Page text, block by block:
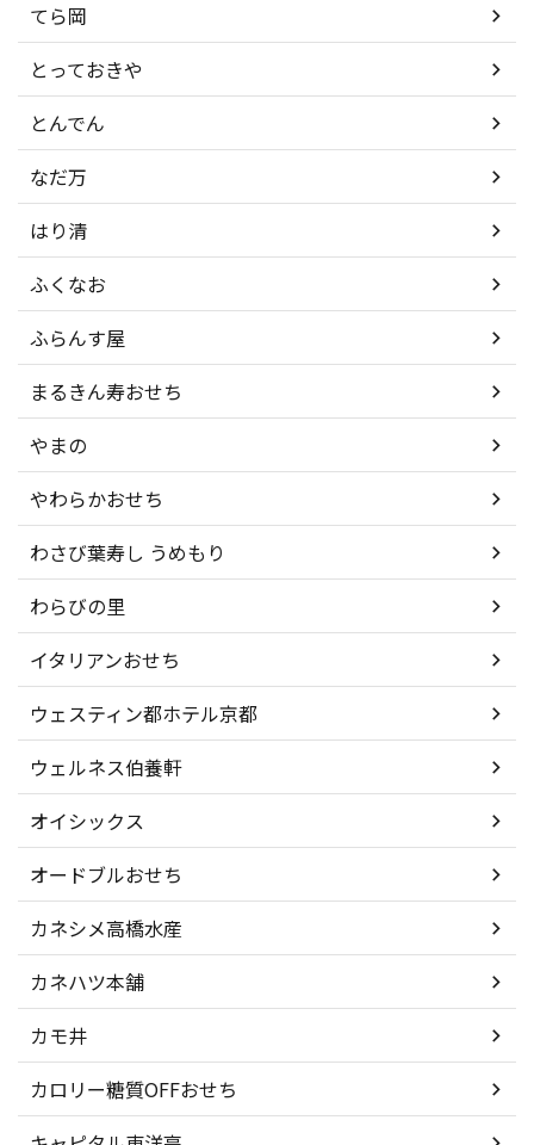
てら岡
とっておきや
とんでん
なだ万
はり清
ふくなお
ふらんす屋
まるきん寿おせち
やまの
やわらかおせち
わさび葉寿し うめもり
わらびの里
イタリアンおせち
ウェスティン都ホテル京都
ウェルネス伯養軒
オイシックス
オードブルおせち
カネシメ高橋水産
カネハツ本舗
カモ井
カロリー糖質OFFおせち